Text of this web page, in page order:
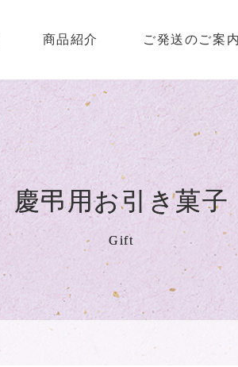
商品紹介 ご発送のご案内
慶弔用お引き菓子
Gift